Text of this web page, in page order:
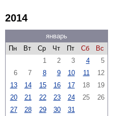
2014
январь
Пн
Вт Ср Чт Пт Сб
Вс
1
2 3 4
5
6
7 8 9 10 11
12
13
14 15 16 17 18
19
20
21 22 23 24 25
26
27
28 29 30 31